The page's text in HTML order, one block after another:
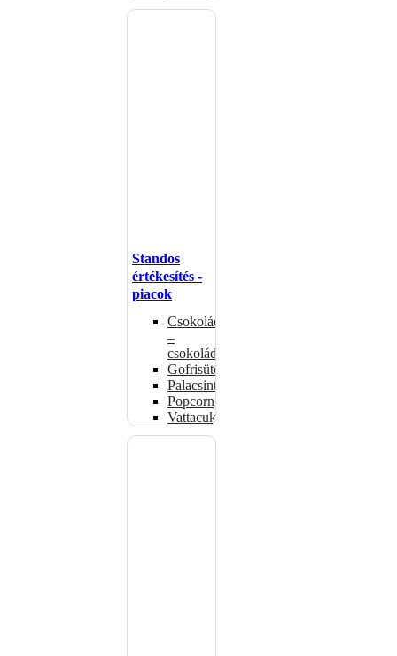
Standos
értékesítés -
piacok
Csokoládémelegítők
–
csokoládéadagolók
Gofrisütők
Palacsintasütők
Popcorngépek
Vattacukorgép